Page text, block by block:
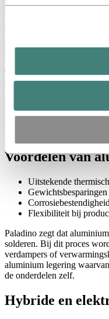
niet veel zijn veranderd,
bijzonder indrukwekkend.
voor ingenieurs”, zegt
Bauer is hoofd
USA Inc. in Troy,
een lager gewicht en
geen dag verveeld hier.”
Perry Paladino, hoofd
klimaatwarmtewisselaars,
veranderingen binnen de
uit. Alles wordt nu van
Voordelen van
Uitstekende
Corrosiebestendigheid
Flexibiliteit bij
Paladino zegt dat
solderen. Bij dit proces
verdampers of
aluminium legering
de onderdelen zelf.
Hybride en